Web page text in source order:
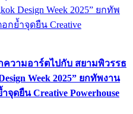
ความอาร์ตไปกับ สยามพิวรรธ
Week 2025” ยกทัพงาน
ดยืน Creative Powerhouse